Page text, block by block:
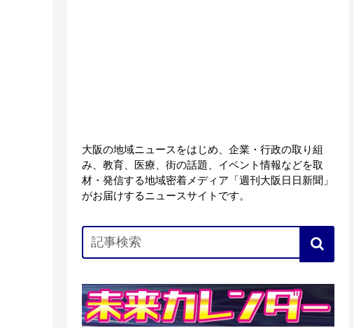
大阪の地域ニュースをはじめ、企業・行政の取り組
み、教育、医療、街の話題、イベント情報などを取
材・発信する地域密着メディア「週刊大阪日日新聞」
がお届けするニュースサイトです。